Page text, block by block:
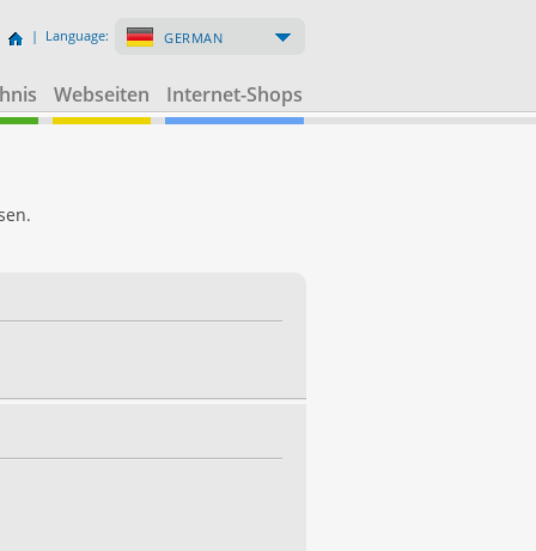
| Language: GERMAN
Webseiten Internet-Shops